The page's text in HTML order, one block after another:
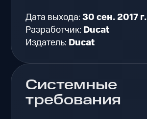
Дата выхода:30 сен. 2017 г.
Разработчик: Ducat
Издатель: Ducat
Системные
требования